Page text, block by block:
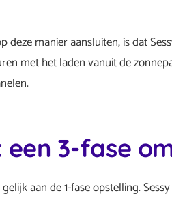
deze manier aansluiten, is dat
met het laden vanuit de
een 3-fase
aan de 1-fase opstelling.